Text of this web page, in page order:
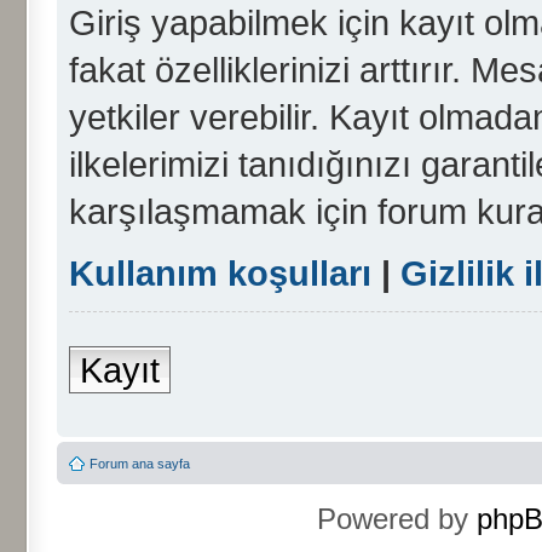
Giriş yapabilmek için kayıt
fakat özelliklerinizi arttırır.
yetkiler verebilir. Kayıt
ilkelerimizi tanıdığınızı
karşılaşmamak için forum
Kullanım koşulları | Gizlilik
Kayıt
Forum ana sayfa
Powered by